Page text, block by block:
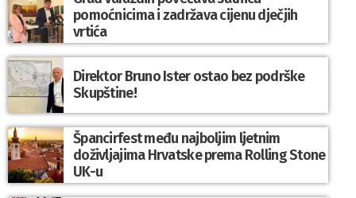
pomoćnicima i zadržava cijenu dječjih
vrtića
Direktor Bruno Ister ostao bez podrške
Skupštine!
Špancirfest među najboljim ljetnim
doživljajima Hrvatske prema Rolling Stone
UK-u